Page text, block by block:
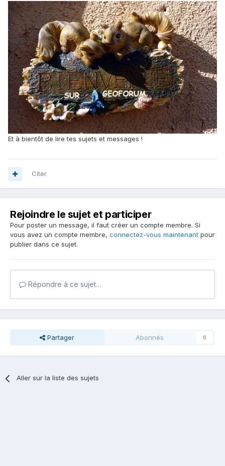
Et à bientôt de lire tes sujets et messages !
Citer
Rejoindre le sujet et participer
Pour poster un message, il faut créer un compte membre. Si
vous avez un compte membre, connectez-vous maintenant pour
publier dans ce sujet.
Répondre à ce sujet…
Partager Abonnés 0
Aller sur la liste des sujets